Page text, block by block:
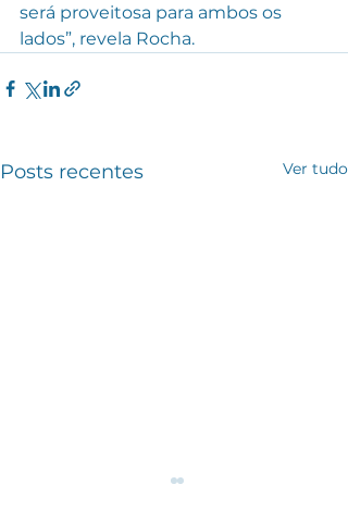
será proveitosa para ambos os
lados”, revela Rocha.
Posts recentes Ver tudo